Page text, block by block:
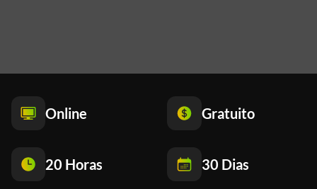
Online Gratuito
20 Horas 30 Dias